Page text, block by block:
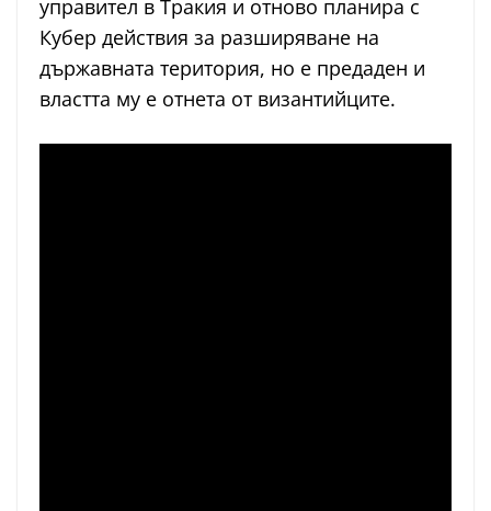
управител в Тракия и отново планира с
Кубер действия за разширяване на
държавната територия, но е предаден и
властта му е отнета от византийците.